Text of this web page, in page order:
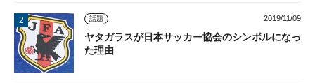
話題 2019/11/09
ヤタガラスが日本サッカー協会のシンボルになっ
た理由